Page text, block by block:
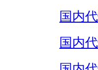
国内
国内